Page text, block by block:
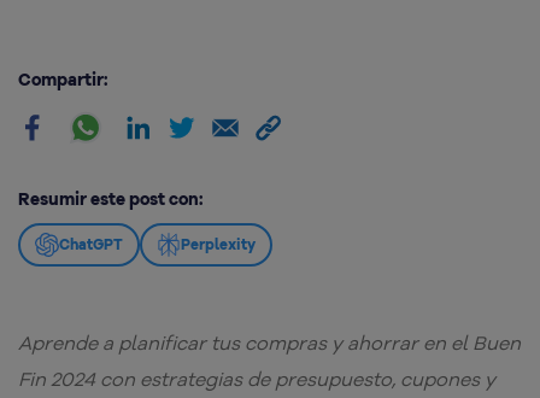
Compartir:
Resumir este post con:
ChatGPT Perplexity
Aprende a planificar tus compras y ahorrar en el Buen
Fin 2024 con estrategias de presupuesto, cupones y